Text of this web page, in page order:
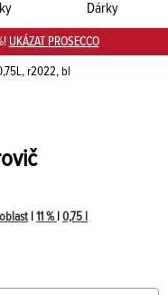
Dárky
UKÁZAT PROSECCO
r2022, bl
11 % 0,75 l